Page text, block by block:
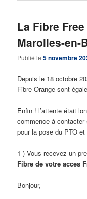
La Fibre
Marolles-en-
Publié le5 novembre
Depuis le 18 octobre
Fibre Orange sont
Enfin ! l’attente était
commence à contacter
pour la pose du PTO
1 ) Vous recevez un
Fibre de votre acces
Bonjour,